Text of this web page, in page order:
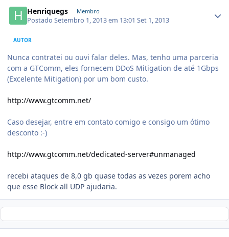
Henriquegs Membro
PostadoSetembro 1, 2013 em 13:01Set 1, 2013
AUTOR
Nunca contratei ou ouvi falar deles. Mas, tenho uma parceria
com a GTComm, eles fornecem DDoS Mitigation de até 1Gbps
(Excelente Mitigation) por um bom custo.
http://www.gtcomm.net/
Caso desejar, entre em contato comigo e consigo um ótimo
desconto :-)
http://www.gtcomm.net/dedicated-server#unmanaged
recebi ataques de 8,0 gb quase todas as vezes porem acho
que esse Block all UDP ajudaria.